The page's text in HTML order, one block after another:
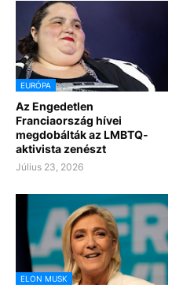
EURÓPA
Az Engedetlen
Franciaország hívei
megdobálták az LMBTQ-
aktivista zenészt
Július 23, 2026
ELON MUSK